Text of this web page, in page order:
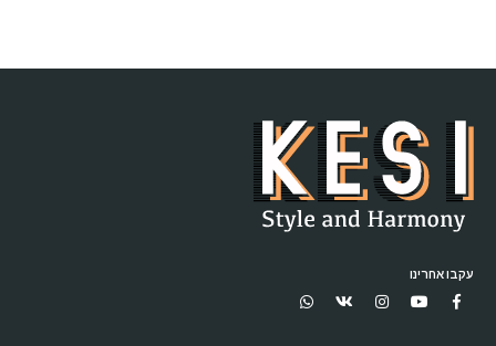
עקבו אחרינו